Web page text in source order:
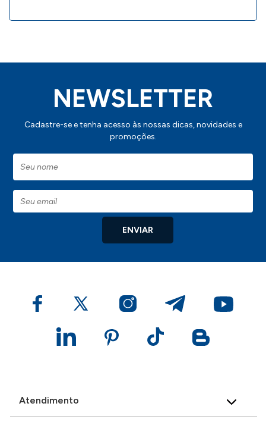
NEWSLETTER
Cadastre-se e tenha acesso às nossas dicas, novidades e
promoções.
ENVIAR
Atendimento